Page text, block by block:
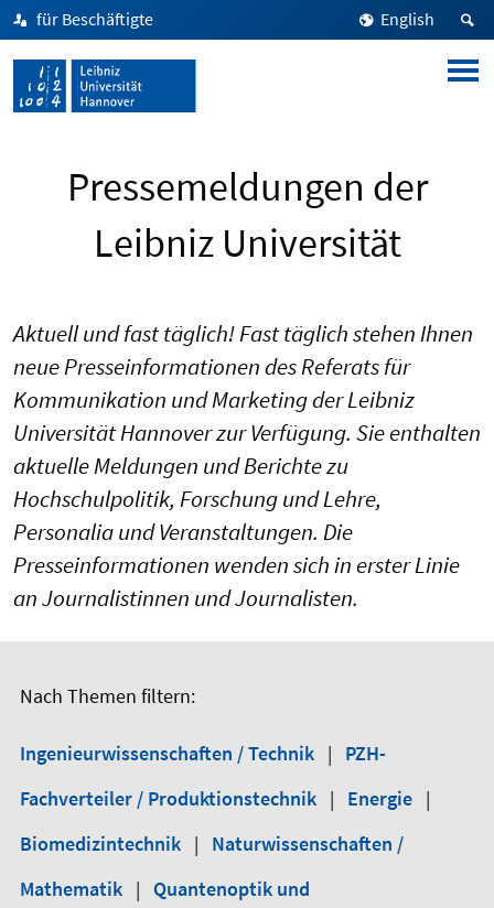
für Beschäftigte English
Pressemeldungen der
Leibniz Universität
Aktuell und fast täglich! Fast täglich stehen Ihnen
neue Presseinformationen des Referats für
Kommunikation und Marketing der Leibniz
Universität Hannover zur Verfügung. Sie enthalten
aktuelle Meldungen und Berichte zu
Hochschulpolitik, Forschung und Lehre,
Personalia und Veranstaltungen. Die
Presseinformationen wenden sich in erster Linie
an Journalistinnen und Journalisten.
Nach Themen filtern:
Ingenieurwissenschaften / Technik | PZH-
Fachverteiler / Produktionstechnik | Energie |
Biomedizintechnik | Naturwissenschaften /
Mathematik | Quantenoptik und